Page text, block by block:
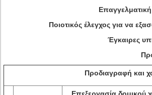
Ποιοτικός έλεγχος για να
Έγκαιρες
Προδιαγραφή και